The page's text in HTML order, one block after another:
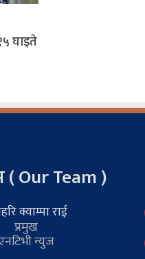
घाइते
( Our Team )
क्याम्पा राई
प्रमुख
न्युज